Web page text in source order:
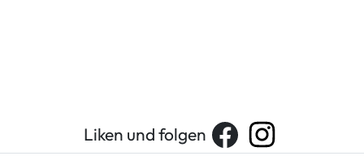
Liken und folgen